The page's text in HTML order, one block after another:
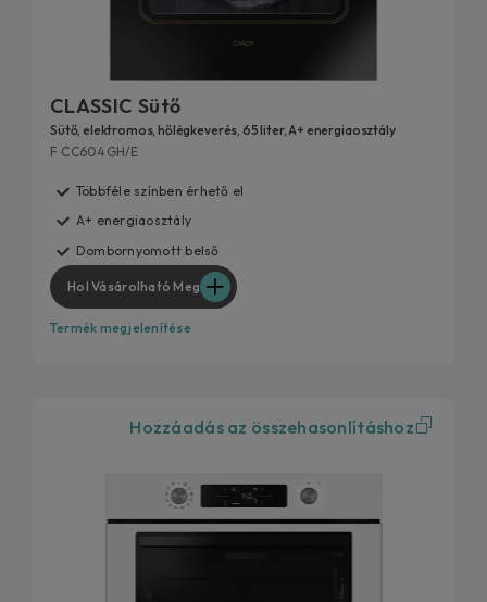
CLASSIC Sütő
Sütő, elektromos, hőlégkeverés, 65 liter, A+ energiaosztály
F CC604GH/E
Többféle színben érhető el
A+ energiaosztály
Dombornyomott belső
Hol Vásárolható Meg
Termék megjelenítése
Hozzáadás az összehasonlításhoz